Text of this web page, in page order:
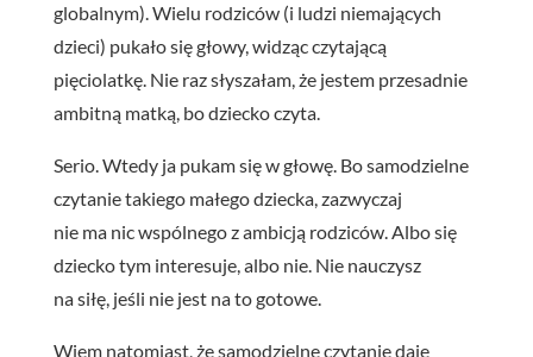
globalnym). Wielu rodziców (i ludzi niemających
dzieci) pukało się głowy, widząc czytającą
pięciolatkę. Nie raz słyszałam, że jestem przesadnie
ambitną matką, bo dziecko czyta.
Serio. Wtedy ja pukam się w głowę. Bo samodzielne
czytanie takiego małego dziecka, zazwyczaj
nie ma nic wspólnego z ambicją rodziców. Albo się
dziecko tym interesuje, albo nie. Nie nauczysz
na siłę, jeśli nie jest na to gotowe.
Wiem natomiast, że samodzielne czytanie daje